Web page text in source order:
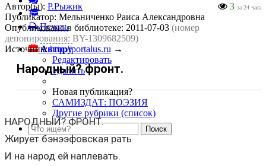
Печать
Автору
Редактировать
Удалить
Новая публикация?
САМИЗДАТ: ПОЭЗИЯ
Другие рубрики (список)
3 за 24 часа
Автор(ы): Р.Рыжик
Публикатор: Мельниченко Раиса Александровна
Опубликовано в библиотеке: 2011-07-03 (номер
депонирования: BY-1309682509)
Источник:http://portalus.ru →
Народный? фронт.
НАРОДНЫЙ? ФРОНТ.
Жирует бэнээфовская рать
И на народ ей наплевать.